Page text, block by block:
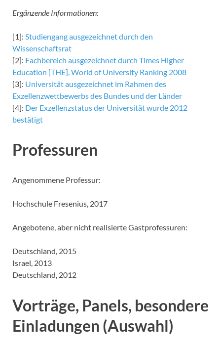
Ergänzende Informationen:
[1]: Studiengang ausgezeichnet durch den
Wissenschaftsrat
[2]: Fachbereich ausgezeichnet durch Times Higher
Education [THE], World of University Ranking 2008
[3]: Universität ausgezeichnet im Rahmen des
Exzellenzwettbewerbs des Bundes und der Länder
[4]: Der Exzellenzstatus der Universität wurde 2012
bestätigt
Professuren
Angenommene Professur:
Hochschule Fresenius, 2017
Angebotene, aber nicht realisierte Gastprofessuren:
Deutschland, 2015
Israel, 2013
Deutschland, 2012
Vorträge, Panels, besondere
Einladungen (Auswahl)